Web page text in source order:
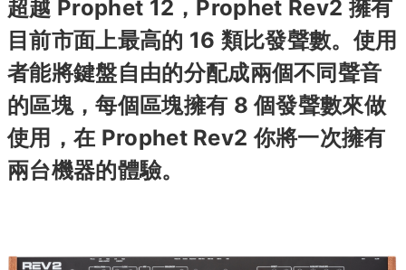
超越 Prophet 12，Prophet Rev2 擁有
目前市面上最高的 16 類比發聲數。使用
者能將鍵盤自由的分配成兩個不同聲音
的區塊，每個區塊擁有 8 個發聲數來做
使用，在 Prophet Rev2 你將一次擁有
兩台機器的體驗。